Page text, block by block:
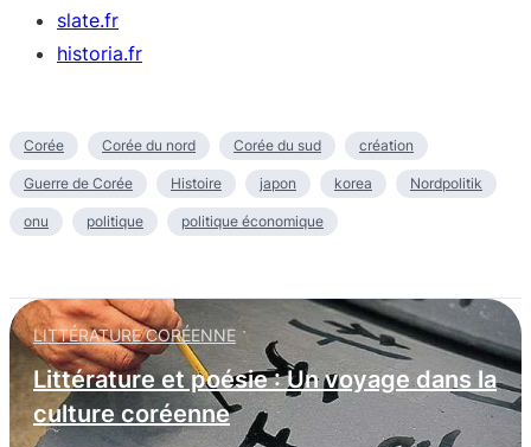
slate.fr
historia.fr
Corée Corée du nord Corée du sud création
Guerre de Corée Histoire japon korea Nordpolitik
onu politique politique économique
LITTÉRATURE CORÉENNE
Littérature et poésie : Un voyage dans la
culture coréenne